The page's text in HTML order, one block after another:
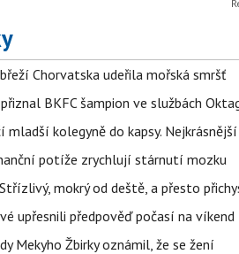
Chorvatska udeřila mořská smršť
BKFC šampion ve službách
kolegyně do kapsy.
potíže zrychlují stárnutí mozku
mokrý od deště, a přesto
upřesnili předpověď počasí na víkend
Mekyho Žbirky oznámil, že se žení